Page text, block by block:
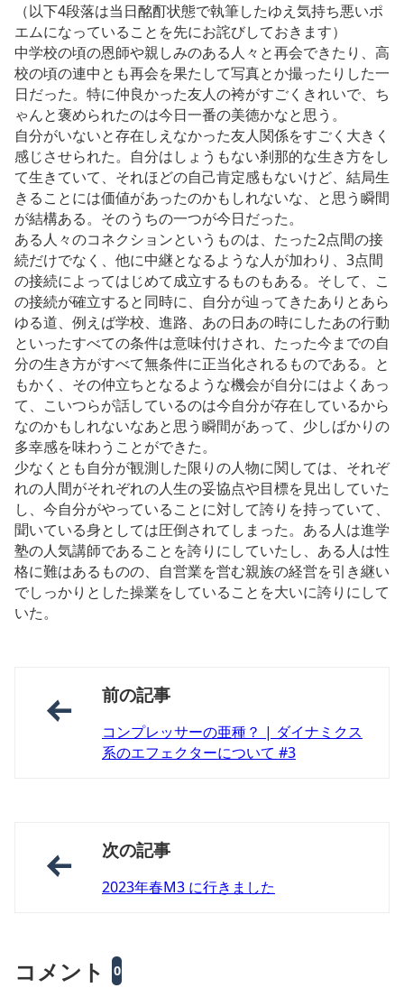
（以下4段落は当日酩酊状態で執筆したゆえ気持ち悪いポ
エムになっていることを先にお詫びしておきます）
中学校の頃の恩師や親しみのある人々と再会できたり、高
校の頃の連中とも再会を果たして写真とか撮ったりした一
日だった。特に仲良かった友人の袴がすごくきれいで、ち
ゃんと褒められたのは今日一番の美徳かなと思う。
自分がいないと存在しえなかった友人関係をすごく大きく
感じさせられた。自分はしょうもない刹那的な生き方をし
て生きていて、それほどの自己肯定感もないけど、結局生
きることには価値があったのかもしれないな、と思う瞬間
が結構ある。そのうちの一つが今日だった。
ある人々のコネクションというものは、たった2点間の接
続だけでなく、他に中継となるような人が加わり、3点間
の接続によってはじめて成立するものもある。そして、こ
の接続が確立すると同時に、自分が辿ってきたありとあら
ゆる道、例えば学校、進路、あの日あの時にしたあの行動
といったすべての条件は意味付けされ、たった今までの自
分の生き方がすべて無条件に正当化されるものである。と
もかく、その仲立ちとなるような機会が自分にはよくあっ
て、こいつらが話しているのは今自分が存在しているから
なのかもしれないなあと思う瞬間があって、少しばかりの
多幸感を味わうことができた。
少なくとも自分が観測した限りの人物に関しては、それぞ
れの人間がそれぞれの人生の妥協点や目標を見出していた
し、今自分がやっていることに対して誇りを持っていて、
聞いている身としては圧倒されてしまった。ある人は進学
塾の人気講師であることを誇りにしていたし、ある人は性
格に難はあるものの、自営業を営む親族の経営を引き継い
でしっかりとした操業をしていることを大いに誇りにして
いた。
前の記事
コンプレッサーの亜種？ | ダイナミクス
系のエフェクターについて #3
次の記事
2023年春M3 に行きました
コメント 0